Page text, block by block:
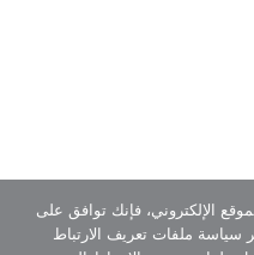
الإلكتروني، فإنك توافق على
سياسة ملفات تعريف الارتباط